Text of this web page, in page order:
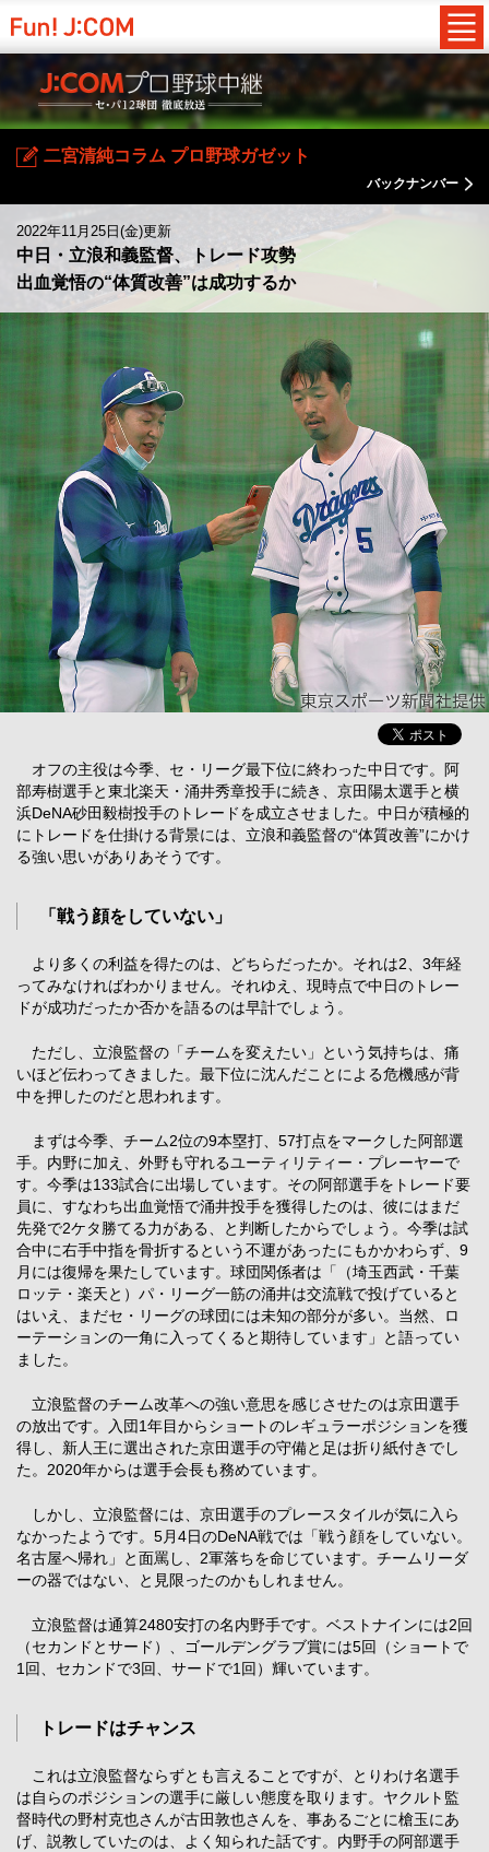
二宮清純コラム プロ野球ガゼット
バックナンバー
2022年11月25日(金)更新
中日・立浪和義監督、トレード攻勢
出血覚悟の“体質改善”は成功するか
オフの主役は今季、セ・リーグ最下位に終わった中日です。阿
部寿樹選手と東北楽天・涌井秀章投手に続き、京田陽太選手と横
浜DeNA砂田毅樹投手のトレードを成立させました。中日が積極的
にトレードを仕掛ける背景には、立浪和義監督の“体質改善”にかけ
る強い思いがありあそうです。
「戦う顔をしていない」
より多くの利益を得たのは、どちらだったか。それは2、3年経
ってみなければわかりません。それゆえ、現時点で中日のトレー
ドが成功だったか否かを語るのは早計でしょう。
ただし、立浪監督の「チームを変えたい」という気持ちは、痛
いほど伝わってきました。最下位に沈んだことによる危機感が背
中を押したのだと思われます。
まずは今季、チーム2位の9本塁打、57打点をマークした阿部選
手。内野に加え、外野も守れるユーティリティー・プレーヤーで
す。今季は133試合に出場しています。その阿部選手をトレード要
員に、すなわち出血覚悟で涌井投手を獲得したのは、彼にはまだ
先発で2ケタ勝てる力がある、と判断したからでしょう。今季は試
合中に右手中指を骨折するという不運があったにもかかわらず、9
月には復帰を果たしています。球団関係者は「（埼玉西武・千葉
ロッテ・楽天と）パ・リーグ一筋の涌井は交流戦で投げていると
はいえ、まだセ・リーグの球団には未知の部分が多い。当然、ロ
ーテーションの一角に入ってくると期待しています」と語ってい
ました。
立浪監督のチーム改革への強い意思を感じさせたのは京田選手
の放出です。入団1年目からショートのレギュラーポジションを獲
得し、新人王に選出された京田選手の守備と足は折り紙付きでし
た。2020年からは選手会長も務めています。
しかし、立浪監督には、京田選手のプレースタイルが気に入ら
なかったようです。5月4日のDeNA戦では「戦う顔をしていない。
名古屋へ帰れ」と面罵し、2軍落ちを命じています。チームリーダ
ーの器ではない、と見限ったのかもしれません。
立浪監督は通算2480安打の名内野手です。ベストナインには2回
（セカンドとサード）、ゴールデングラブ賞には5回（ショートで
1回、セカンドで3回、サードで1回）輝いています。
トレードはチャンス
これは立浪監督ならずとも言えることですが、とりわけ名選手
は自らのポジションの選手に厳しい態度を取ります。ヤクルト監
督時代の野村克也さんが古田敦也さんを、事あるごとに槍玉にあ
げ、説教していたのは、よく知られた話です。内野手の阿部選手